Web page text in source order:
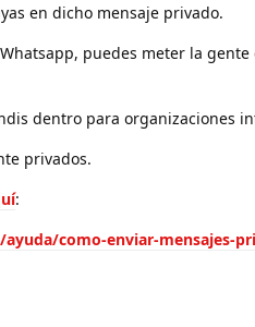
en dicho mensaje privado.
puedes meter la
dentro para organizaciones
privados.
:
como-enviar-mensajes-